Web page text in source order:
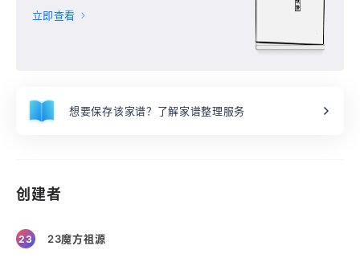
27冊(卷17-24),
立即查看
想要保存该家谱？了解家谱整理服务
创建者
23 23魔方祖源